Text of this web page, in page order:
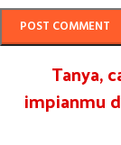
Tanya,
impianmu